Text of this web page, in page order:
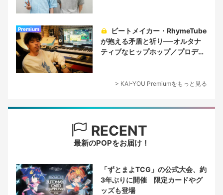
Premium
が抱える矛盾と祈り──オルタナ
ティブなヒップホップ／プロデュ
> KAI-YOU Premiumをもっと見る
RECENT
最新のPOPをお届け！
「ずとまよTCG」の公式大会、約
3年ぶりに開催 限定カードやグ
ッズも登場